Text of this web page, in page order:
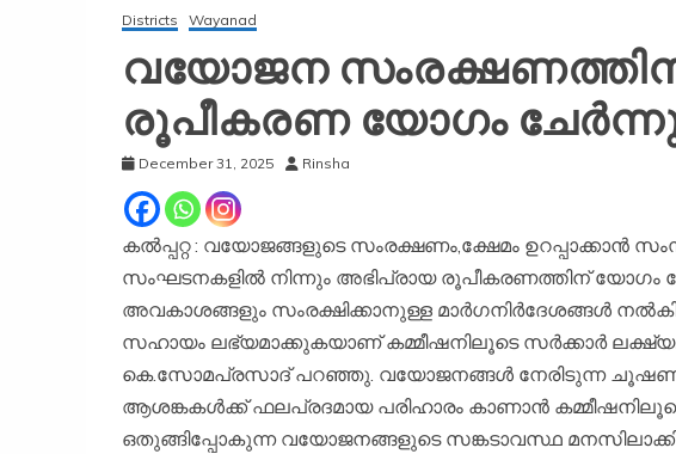
Districts Wayanad
വയോജന
രൂപീകരണ യോഗം
December 31, 2025 Rinsha
കൽപ്പറ്റ : വയോജങ്ങളുടെ സംരക്ഷണം,ക്ഷേമം
സംഘടനകളില്‍ നിന്നും അഭിപ്രായ രൂപീകരണത്തിന് യോഗം
അവകാശങ്ങളും സംരക്ഷിക്കാനുള്ള മാര്‍ഗനിര്‍ദേശങ്ങള്‍
സഹായം ലഭ്യമാക്കുകയാണ് കമ്മീഷനിലൂടെ സര്‍ക്കാര്‍
കെ.സോമപ്രസാദ് പറഞ്ഞു. വയോജനങ്ങള്‍ നേരിടുന്ന
ആശങ്കകള്‍ക്ക് ഫലപ്രദമായ പരിഹാരം കാണാന്‍
ഒതുങ്ങിപ്പോകുന്ന വയോജനങ്ങളുടെ സങ്കടാവസ്ഥ